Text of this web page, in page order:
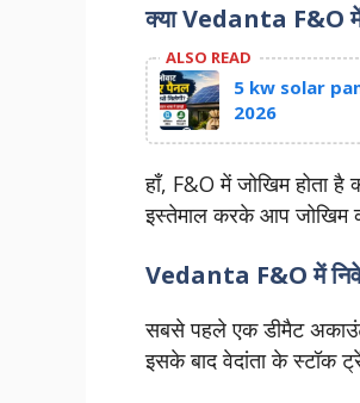
क्या Vedanta F&O में
ALSO READ
5 kw solar
2026
हाँ, F&O में जोखिम होता
इस्तेमाल करके आप जोखिम
Vedanta F&O में
सबसे पहले एक डीमैट
इसके बाद वेदांता के स्टॉक